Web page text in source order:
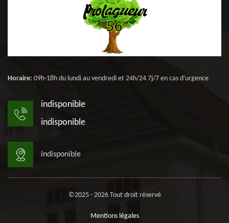
Horaire: 09h-18h du lundi au vendredi et 24h/24 7j/7 en cas d'urgence
indisponible
indisponible
indisponible
©2025 - 2026 Tout droit réservé
Mentions légales